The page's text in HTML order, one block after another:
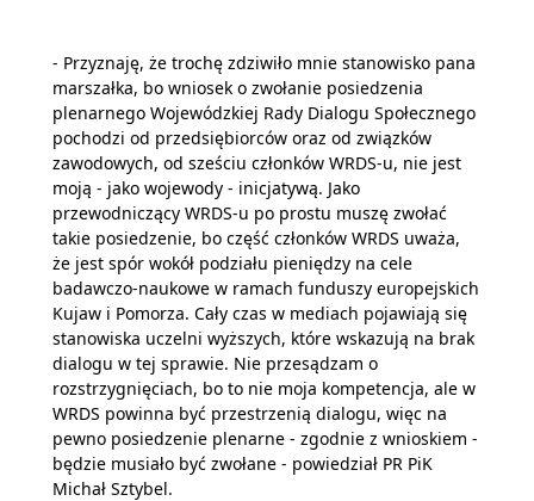
- Przyznaję, że trochę zdziwiło mnie stanowisko pana
marszałka, bo wniosek o zwołanie posiedzenia
plenarnego Wojewódzkiej Rady Dialogu Społecznego
pochodzi od przedsiębiorców oraz od związków
zawodowych, od sześciu członków WRDS-u, nie jest
moją - jako wojewody - inicjatywą. Jako
przewodniczący WRDS-u po prostu muszę zwołać
takie posiedzenie, bo część członków WRDS uważa,
że jest spór wokół podziału pieniędzy na cele
badawczo-naukowe w ramach funduszy europejskich
Kujaw i Pomorza. Cały czas w mediach pojawiają się
stanowiska uczelni wyższych, które wskazują na brak
dialogu w tej sprawie. Nie przesądzam o
rozstrzygnięciach, bo to nie moja kompetencja, ale w
WRDS powinna być przestrzenią dialogu, więc na
pewno posiedzenie plenarne - zgodnie z wnioskiem -
będzie musiało być zwołane - powiedział PR PiK
Michał Sztybel.